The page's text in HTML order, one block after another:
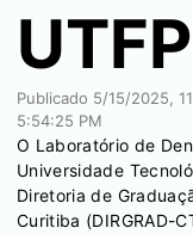
Publicado 5/15/2025,
5:54:25 PM
O Laboratório de
Universidade
Diretoria de
Curitiba (DIRGRAD-